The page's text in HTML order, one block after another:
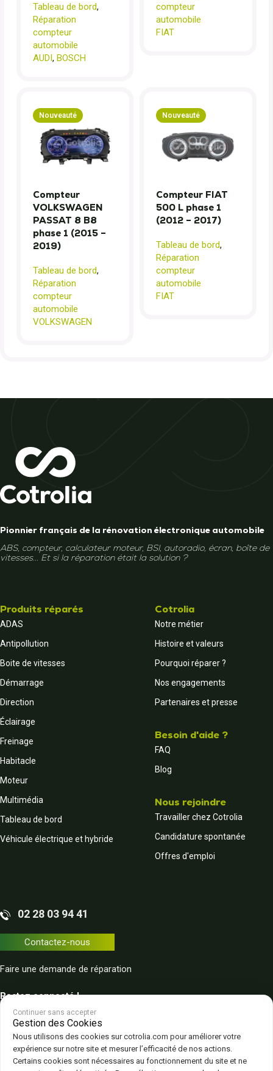
Tableau de bord,
Réparation
compteur
automobile
AUDI, BOSCH
compteur
automobile
FIAT
Nouveauté
Compteur
VOLKSWAGEN
PASSAT 8 B8
phase 1 (2015 –
2019)
Tableau de bord,
Réparation
compteur
automobile
VOLKSWAGEN
Nouveauté
Compteur FIAT
500 L phase 1
(2012 – 2017)
Tableau de bord,
Réparation
compteur
automobile
FIAT
Pionnier français de la rénovation électronique automobile
ABS, compteur, calculateur moteur, BSI, autoradio, écran, boîte de
vitesses... Et si la réparation était la solution ?
Produits réparés
ADAS
Antipollution
Boite de vitesses
Démarrage
Direction
Éclairage
Freinage
Habitacle
Moteur
Multimédia
Tableau de bord
Véhicule électrique et hybride
Cotrolia
Notre métier
Histoire et valeurs
Pourquoi réparer ?
Nos engagements
Partenaires et presse
Besoin d'aide ?
FAQ
Blog
Nous rejoindre
Travailler chez Cotrolia
Candidature spontanée
Offres d'emploi
02 28 03 94 41
Contactez-nous
Faire une demande de réparation
Restez connecté !
Continuer sans accepter
Gestion des Cookies
Nous utilisons des cookies sur cotrolia.com pour améliorer votre
expérience sur notre site et mesurer l’efficacité de nos actions.
Certains cookies sont nécessaires au fonctionnement du site et ne